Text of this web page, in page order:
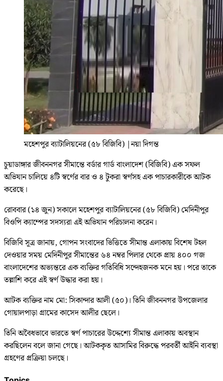
মহেশপুর ব্যাটালিয়নের (৫৮ বিজিবি) |নয়া দিগন্ত
চুয়াডাঙ্গার জীবননগর সীমান্তে বর্ডার গার্ড বাংলাদেশ (বিজিবি) এক সফল
অভিযান চালিয়ে ৪টি স্বর্ণের বার ও ৪ টুকরা স্বর্ণসহ এক পাচারকারীকে আটক
করেছে।
রোববার (১৪ জুন) সকালে মহেশপুর ব্যাটালিয়নের (৫৮ বিজিবি) মেদিনীপুর
বিওপি ক্যাম্পের সদস্যরা এই অভিযান পরিচালনা করেন।
বিজিবি সূত্র জানায়, গোপন সংবাদের ভিত্তিতে সীমান্ত এলাকায় বিশেষ টহল
দেওয়ার সময় মেদিনীপুর সীমান্তের ৬৪ নম্বর পিলার থেকে প্রায় ৪০০ গজ
বাংলাদেশের অভ্যন্তরে এক ব্যক্তির গতিবিধি সন্দেহজনক মনে হয়। পরে তাকে
তল্লাশি করে এই স্বর্ণ উদ্ধার করা হয়।
আটক ব্যক্তির নাম মো: সিকান্দার আলী (৫০)। তিনি জীবননগর উপজেলার
গোয়ালপাড়া গ্রামের কাসেদ আলীর ছেলে।
তিনি অবৈধভাবে ভারতে স্বর্ণ পাচারের উদ্দেশ্যে সীমান্ত এলাকায় অবস্থান
করছিলেন বলে জানা গেছে। আটককৃত আসামির বিরুদ্ধে পরবর্তী আইনি ব্যবস্থা
গ্রহণের প্রক্রিয়া চলছে।